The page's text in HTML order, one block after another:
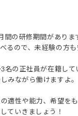
間の研修期間があり
るので、未経験の方も
名の正社員が在籍し
みながら働けますよ。
適性や能力、希望を
ていきましょう！